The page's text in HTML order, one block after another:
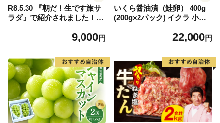
R8.5.30 『朝だ！生です旅サ
ラダ』で紹介されました！朝
生ハム ×3パック（1パックあ
9,000円
いくら醤油漬（鮭卵） 400g
(200g×2パック) イクラ 小分
くら醤油漬け 鮭 鮭卵 ikura
大好評品 北海道 白糠町
22,000円